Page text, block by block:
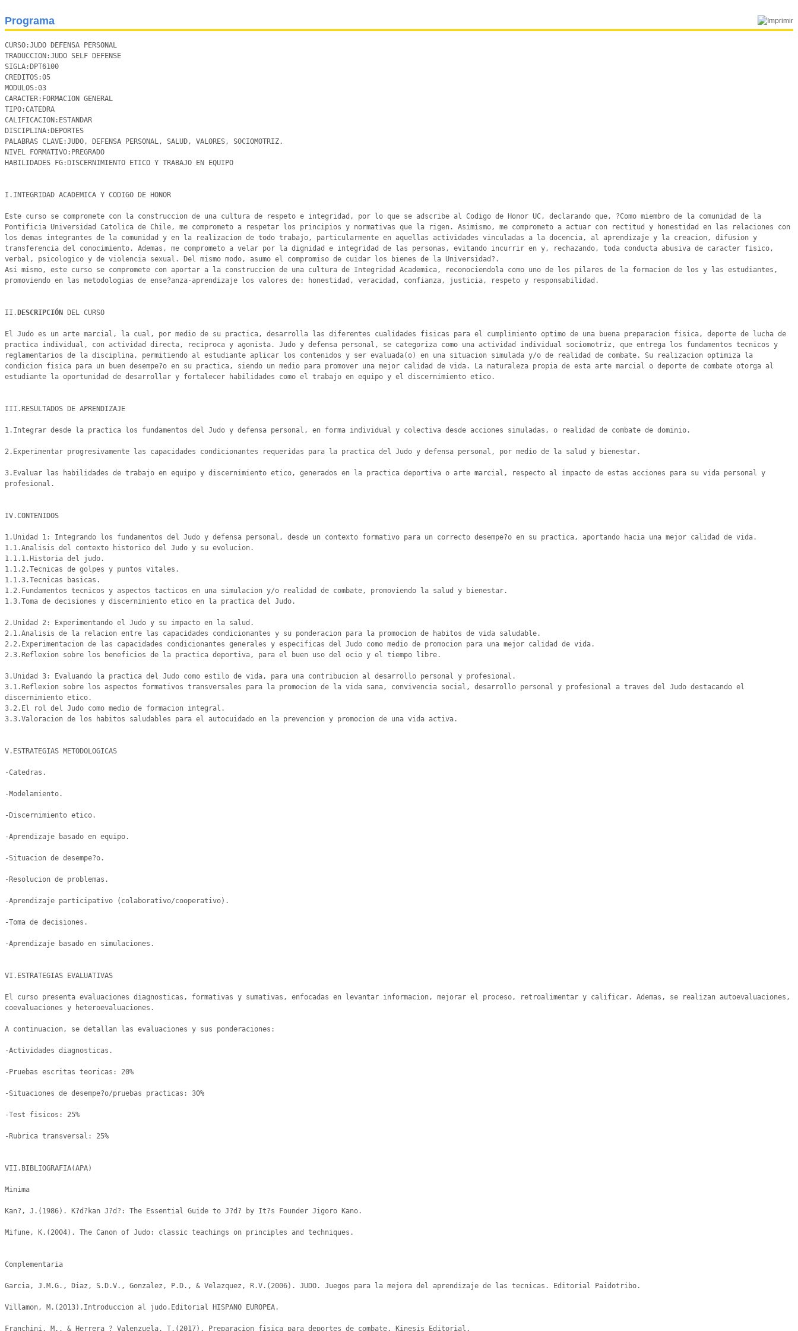
Programa
CURSO:JUDO DEFENSA PERSONAL
TRADUCCION:JUDO SELF DEFENSE
SIGLA:DPT6100
CREDITOS:05
MODULOS:03
CARACTER:FORMACION GENERAL
TIPO:CATEDRA
CALIFICACION:ESTANDAR
DISCIPLINA:DEPORTES
PALABRAS CLAVE:JUDO, DEFENSA PERSONAL, SALUD, VALORES, SOCIOMOTRIZ.
NIVEL FORMATIVO:PREGRADO
HABILIDADES FG:DISCERNIMIENTO ETICO Y TRABAJO EN EQUIPO
I.INTEGRIDAD ACADEMICA Y CODIGO DE HONOR
Este curso se compromete con la construccion de una cultura de respeto e integridad, por lo que se adscribe al Codigo de Honor UC, declarando que, ?Como miembro de la comunidad de la
Pontificia Universidad Catolica de Chile, me comprometo a respetar los principios y normativas que la rigen. Asimismo, me comprometo a actuar con rectitud y honestidad en las relaciones con
los demas integrantes de la comunidad y en la realizacion de todo trabajo, particularmente en aquellas actividades vinculadas a la docencia, al aprendizaje y la creacion, difusion y
transferencia del conocimiento. Ademas, me comprometo a velar por la dignidad e integridad de las personas, evitando incurrir en y, rechazando, toda conducta abusiva de caracter fisico,
verbal, psicologico y de violencia sexual. Del mismo modo, asumo el compromiso de cuidar los bienes de la Universidad?.
Asi mismo, este curso se compromete con aportar a la construccion de una cultura de Integridad Academica, reconociendola como uno de los pilares de la formacion de los y las estudiantes,
promoviendo en las metodologias de ense?anza-aprendizaje los valores de: honestidad, veracidad, confianza, justicia, respeto y responsabilidad.
II. DESCRIPCIÓN DEL CURSO
El Judo es un arte marcial, la cual, por medio de su practica, desarrolla las diferentes cualidades fisicas para el cumplimiento optimo de una buena preparacion fisica, deporte de lucha de
practica individual, con actividad directa, reciproca y agonista. Judo y defensa personal, se categoriza como una actividad individual sociomotriz, que entrega los fundamentos tecnicos y
reglamentarios de la disciplina, permitiendo al estudiante aplicar los contenidos y ser evaluada(o) en una situacion simulada y/o de realidad de combate. Su realizacion optimiza la
condicion fisica para un buen desempe?o en su practica, siendo un medio para promover una mejor calidad de vida. La naturaleza propia de esta arte marcial o deporte de combate otorga al
estudiante la oportunidad de desarrollar y fortalecer habilidades como el trabajo en equipo y el discernimiento etico.
III.RESULTADOS DE APRENDIZAJE
1.Integrar desde la practica los fundamentos del Judo y defensa personal, en forma individual y colectiva desde acciones simuladas, o realidad de combate de dominio.
2.Experimentar progresivamente las capacidades condicionantes requeridas para la practica del Judo y defensa personal, por medio de la salud y bienestar.
3.Evaluar las habilidades de trabajo en equipo y discernimiento etico, generados en la practica deportiva o arte marcial, respecto al impacto de estas acciones para su vida personal y
profesional.
IV.CONTENIDOS
1.Unidad 1: Integrando los fundamentos del Judo y defensa personal, desde un contexto formativo para un correcto desempe?o en su practica, aportando hacia una mejor calidad de vida.
1.1.Analisis del contexto historico del Judo y su evolucion.
1.1.1.Historia del judo.
1.1.2.Tecnicas de golpes y puntos vitales.
1.1.3.Tecnicas basicas.
1.2.Fundamentos tecnicos y aspectos tacticos en una simulacion y/o realidad de combate, promoviendo la salud y bienestar.
1.3.Toma de decisiones y discernimiento etico en la practica del Judo.
2.Unidad 2: Experimentando el Judo y su impacto en la salud.
2.1.Analisis de la relacion entre las capacidades condicionantes y su ponderacion para la promocion de habitos de vida saludable.
2.2.Experimentacion de las capacidades condicionantes generales y especificas del Judo como medio de promocion para una mejor calidad de vida.
2.3.Reflexion sobre los beneficios de la practica deportiva, para el buen uso del ocio y el tiempo libre.
3.Unidad 3: Evaluando la practica del Judo como estilo de vida, para una contribucion al desarrollo personal y profesional.
3.1.Reflexion sobre los aspectos formativos transversales para la promocion de la vida sana, convivencia social, desarrollo personal y profesional a traves del Judo destacando el
discernimiento etico.
3.2.El rol del Judo como medio de formacion integral.
3.3.Valoracion de los habitos saludables para el autocuidado en la prevencion y promocion de una vida activa.
V.ESTRATEGIAS METODOLOGICAS
-Catedras.
-Modelamiento.
-Discernimiento etico.
-Aprendizaje basado en equipo.
-Situacion de desempe?o.
-Resolucion de problemas.
-Aprendizaje participativo (colaborativo/cooperativo).
-Toma de decisiones.
-Aprendizaje basado en simulaciones.
VI.ESTRATEGIAS EVALUATIVAS
El curso presenta evaluaciones diagnosticas, formativas y sumativas, enfocadas en levantar informacion, mejorar el proceso, retroalimentar y calificar. Ademas, se realizan autoevaluaciones,
coevaluaciones y heteroevaluaciones.
A continuacion, se detallan las evaluaciones y sus ponderaciones:
-Actividades diagnosticas.
-Pruebas escritas teoricas: 20%
-Situaciones de desempe?o/pruebas practicas: 30%
-Test fisicos: 25%
-Rubrica transversal: 25%
VII.BIBLIOGRAFIA(APA)
Minima
Kan?, J.(1986). K?d?kan J?d?: The Essential Guide to J?d? by It?s Founder Jigoro Kano.
Mifune, K.(2004). The Canon of Judo: classic teachings on principles and techniques.
Complementaria
Garcia, J.M.G., Diaz, S.D.V., Gonzalez, P.D., & Velazquez, R.V.(2006). JUDO. Juegos para la mejora del aprendizaje de las tecnicas. Editorial Paidotribo.
Villamon, M.(2013).Introduccion al judo.Editorial HISPANO EUROPEA.
Franchini, M., & Herrera ? Valenzuela, T.(2017). Preparacion fisica para deportes de combate. Kinesis Editorial.